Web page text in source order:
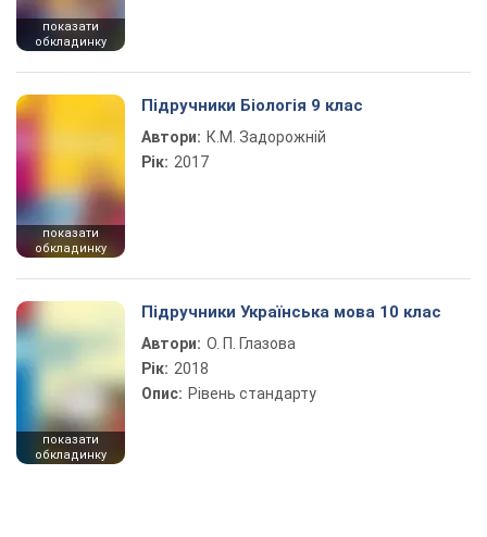
показати
обкладинку
показати
обкладинку
Підручники Біологія 9 клас
Автори: К.М. Задорожній
Рік: 2017
показати
обкладинку
Підручники Українська мова 10 клас
Автори: О. П. Глазова
Рік: 2018
Опис: Рівень стандарту